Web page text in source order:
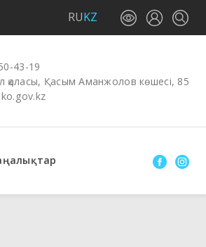
RUKZ
43-19
Қасым Аманжолов көшесі, 85